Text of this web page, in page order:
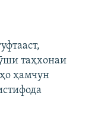
таҳхонаи
ҳамчун